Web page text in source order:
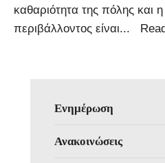
καθαριότητα της πόλης και
περιβάλλοντος είναι...
Ενημέρωση
Ανακοινώσεις